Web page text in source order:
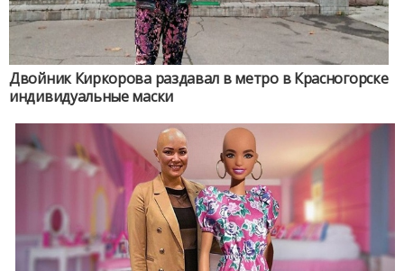
Двойник Киркорова раздавал в метро в Красногорске
индивидуальные маски